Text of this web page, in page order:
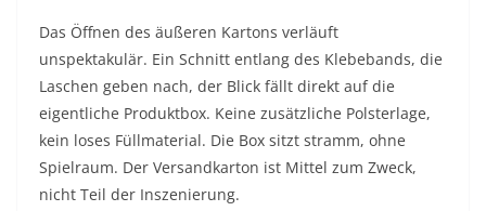
Das Öffnen des äußeren Kartons verläuft
unspektakulär. Ein Schnitt entlang des Klebebands, die
Laschen geben nach, der Blick fällt direkt auf die
eigentliche Produktbox. Keine zusätzliche Polsterlage,
kein loses Füllmaterial. Die Box sitzt stramm, ohne
Spielraum. Der Versandkarton ist Mittel zum Zweck,
nicht Teil der Inszenierung.